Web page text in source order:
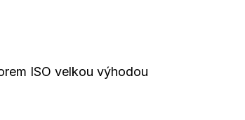
ISO velkou výhodou